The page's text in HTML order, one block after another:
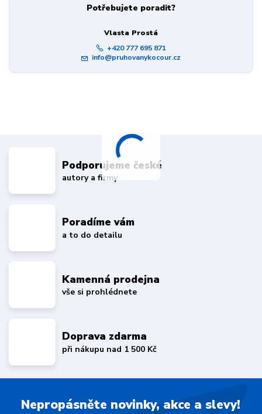
Potřebujete poradit?
Vlasta Prostá
+420 777 695 871
info@pruhovanykocour.cz
Podporujeme české
autory a firmy
Poradíme vám
a to do detailu
Kamenná prodejna
vše si prohlédnete
Doprava zdarma
při nákupu nad 1 500 Kč
Nepropásněte novinky, akce a slevy!